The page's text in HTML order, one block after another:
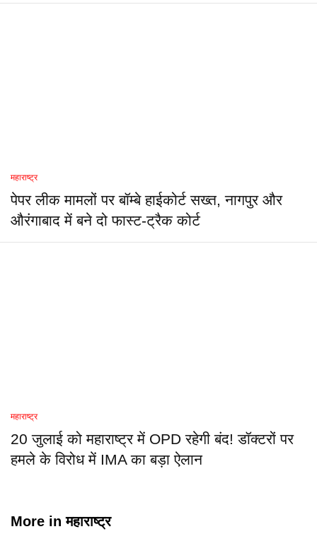
महाराष्ट्र
पेपर लीक मामलों पर बॉम्बे हाईकोर्ट सख्त, नागपुर और
औरंगाबाद में बने दो फास्ट-ट्रैक कोर्ट
महाराष्ट्र
20 जुलाई को महाराष्ट्र में OPD रहेगी बंद! डॉक्टरों पर
हमले के विरोध में IMA का बड़ा ऐलान
More inमहाराष्ट्र